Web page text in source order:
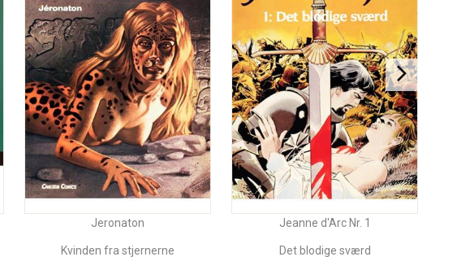
Jeronaton
Kvinden fra stjernerne
Jeanne d'Arc Nr. 1
Det blodige sværd